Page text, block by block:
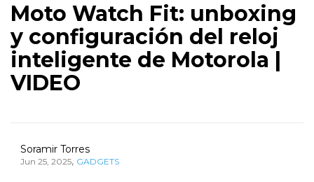
Moto Watch Fit: unboxing
y configuración del reloj
inteligente de Motorola |
VIDEO
Soramir Torres
Jun 25, 2025, GADGETS